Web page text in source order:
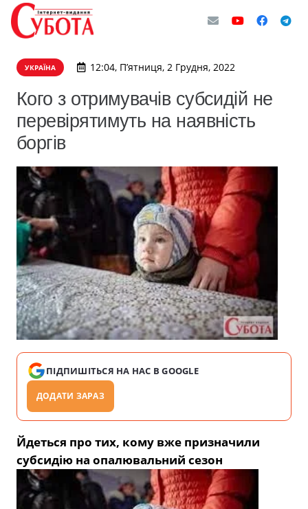
УКРАЇНА 12:04, П’ятниця, 2 Грудня, 2022
Кого з отримувачів субсидій не
перевірятимуть на наявність
боргів
ПІДПИШІТЬСЯ НА НАС В GOOGLE
ДОДАТИ ЗАРАЗ
Йдеться про тих, кому вже призначили
субсидію на опалювальний сезон